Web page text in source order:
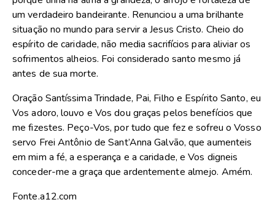
um verdadeiro bandeirante. Renunciou a uma brilhante
situação no mundo para servir a Jesus Cristo. Cheio do
espírito de caridade, não media sacrifícios para aliviar os
sofrimentos alheios. Foi considerado santo mesmo já
antes de sua morte.
Oração Santíssima Trindade, Pai, Filho e Espírito Santo, eu
Vos adoro, louvo e Vos dou graças pelos benefícios que
me fizestes. Peço-Vos, por tudo que fez e sofreu o Vosso
servo Frei Antônio de Sant’Anna Galvão, que aumenteis
em mim a fé, a esperança e a caridade, e Vos digneis
conceder-me a graça que ardentemente almejo. Amém.
Fonte.a12.com